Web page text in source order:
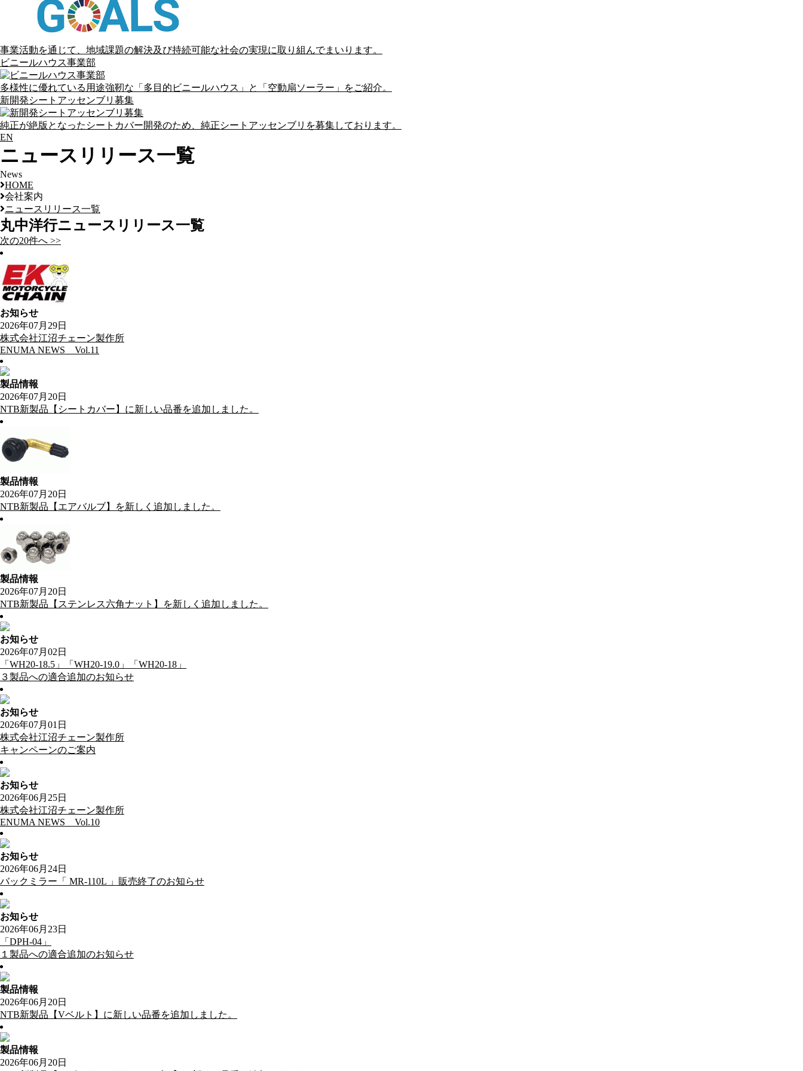
事業活動を通じて、地域課題の解決及び持続可能な社会の実現に取り組んでまいります。
ビニールハウス事業部
多様性に優れている用途強靭な「多目的ビニールハウス」と「空動扇ソーラー」をご紹介。
新開発シートアッセンブリ募集
純正が絶版となったシートカバー開発のため、純正シートアッセンブリを募集しております。
EN
ニュースリリース一覧
News
HOME
会社案内
ニュースリリース一覧
丸中洋行ニュースリリース一覧
次の20件へ >>
お知らせ
2026年07月29日
株式会社江沼チェーン製作所
ENUMA NEWS Vol.11
製品情報
2026年07月20日
NTB新製品【シートカバー】に新しい品番を追加しました。
製品情報
2026年07月20日
NTB新製品【エアバルブ】を新しく追加しました。
製品情報
2026年07月20日
NTB新製品【ステンレス六角ナット】を新しく追加しました。
お知らせ
2026年07月02日
「WH20-18.5」「WH20-19.0」「WH20-18」
３製品への適合追加のお知らせ
お知らせ
2026年07月01日
株式会社江沼チェーン製作所
キャンペーンのご案内
お知らせ
2026年06月25日
株式会社江沼チェーン製作所
ENUMA NEWS Vol.10
お知らせ
2026年06月24日
バックミラー「 MR-110L 」販売終了のお知らせ
お知らせ
2026年06月23日
「DPH-04」
１製品への適合追加のお知らせ
製品情報
2026年06月20日
NTB新製品【Vベルト】に新しい品番を追加しました。
製品情報
2026年06月20日